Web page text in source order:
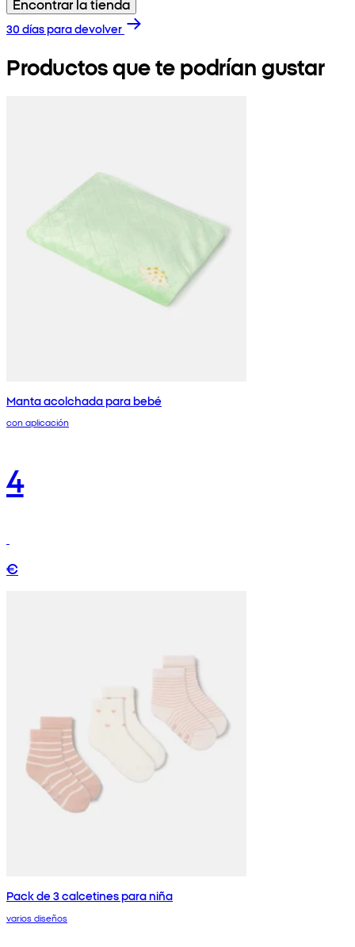
Encontrar la tienda
30 días para devolver
Productos que te podrían gustar
Manta acolchada para bebé
con aplicación
4
€
Pack de 3 calcetines para niña
varios diseños